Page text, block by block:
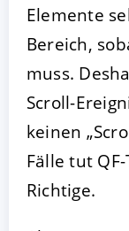
Elemente
Bereich,
muss.
Scroll-
keinen
Fälle tut
Richtige.